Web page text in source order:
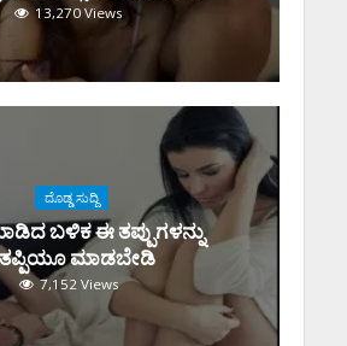
13,270 Views
ದೊಡ್ಡ ಸುದ್ದಿ
ಬಳಿಕ ಈ ತಪ್ಪುಗಳನ್ನು
ತಪ್ಪಿಯೂ ಮಾಡಬೇಡಿ
7,152 Views